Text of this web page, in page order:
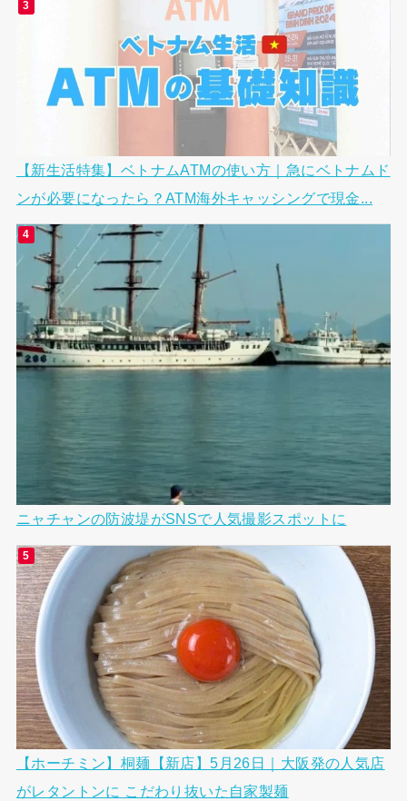
【新生活特集】ベトナムATMの使い方｜急にベトナムド
ンが必要になったら？ATM海外キャッシングで現金...
ニャチャンの防波堤がSNSで人気撮影スポットに
【ホーチミン】桐麺【新店】5月26日｜大阪発の人気店
がレタントンに こだわり抜いた自家製麺